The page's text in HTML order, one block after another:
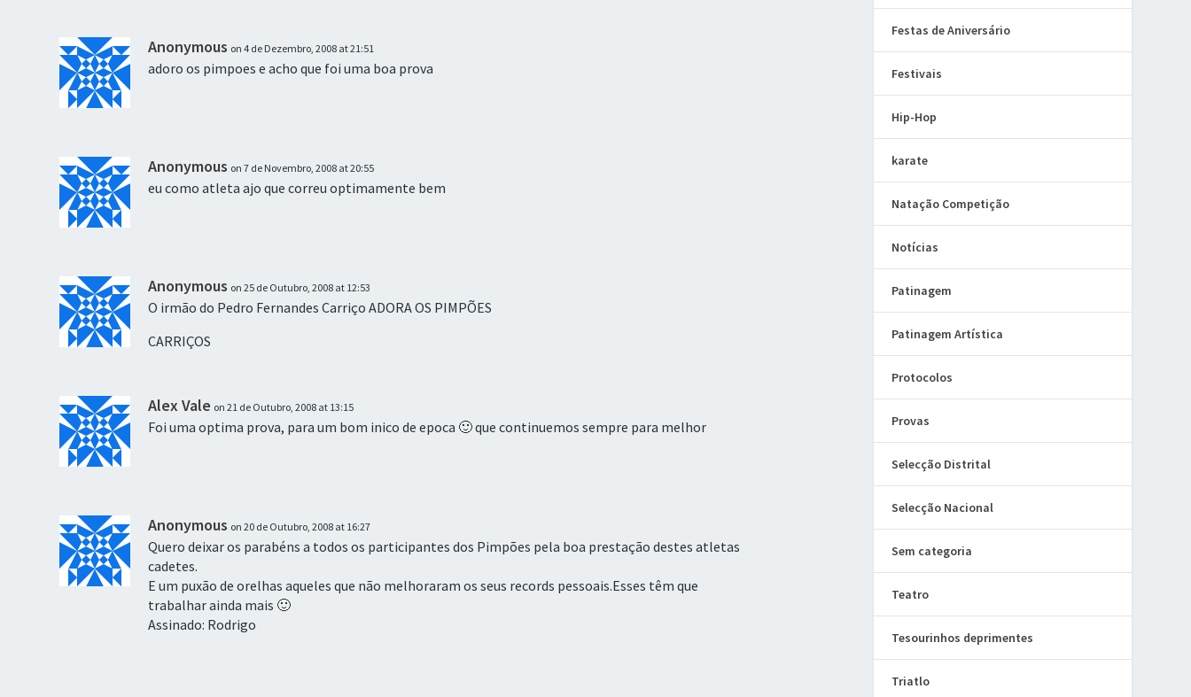
Anonymous on 4 de Dezembro, 2008 at 21:51
adoro os pimpoes e acho que foi uma boa prova
Anonymous on 7 de Novembro, 2008 at 20:55
eu como atleta ajo que correu optimamente bem
Anonymous on 25 de Outubro, 2008 at 12:53
O irmão do Pedro Fernandes Carriço ADORA OS PIMPÕES
CARRIÇOS
Alex Vale on 21 de Outubro, 2008 at 13:15
Foi uma optima prova, para um bom inico de epoca 🙂 que continuemos sempre para melhor
Anonymous on 20 de Outubro, 2008 at 16:27
Quero deixar os parabéns a todos os participantes dos Pimpões pela boa prestação destes atletas
cadetes.
E um puxão de orelhas aqueles que não melhoraram os seus records pessoais.Esses têm que
trabalhar ainda mais 🙂
Assinado: Rodrigo
Festas de Aniversário
Festivais
Hip-Hop
karate
Natação Competição
Notícias
Patinagem
Patinagem Artística
Protocolos
Provas
Selecção Distrital
Selecção Nacional
Sem categoria
Teatro
Tesourinhos deprimentes
Triatlo